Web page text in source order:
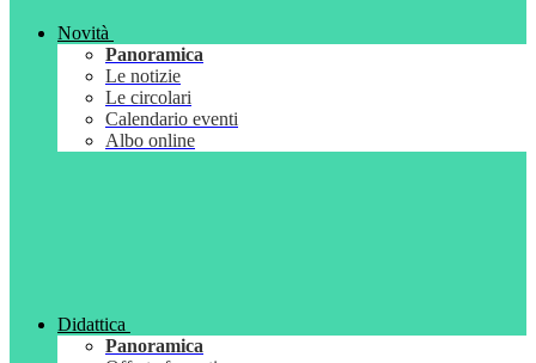
Novità
Panoramica
Le notizie
Le circolari
Calendario eventi
Albo online
Didattica
Panoramica